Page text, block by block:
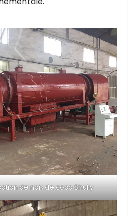
de noix de coco Shuliy